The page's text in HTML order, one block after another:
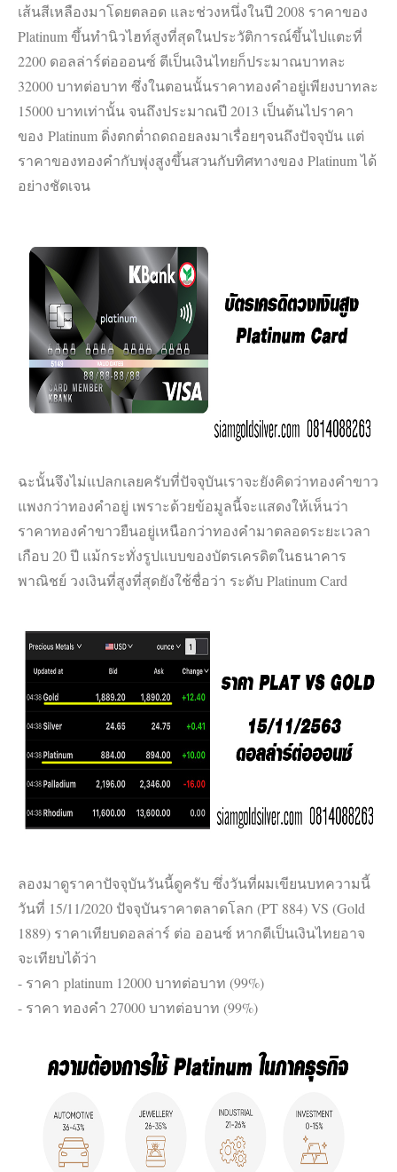
เส้นสีเหลืองมาโดยตลอด และช่วงหนึ่งในปี 2008 ราคาของ
Platinum ขึ้นทำนิวไฮท์สูงที่สุดในประวัติการณ์ขึ้นไปแตะที่
2200 ดอลล่าร์ต่อออนซ์ ตีเป็นเงินไทยก็ประมาณบาทละ
32000 บาทต่อบาท ซึ่งในตอนนั้นราคาทองคำอยู่เพียงบาทละ
15000 บาทเท่านั้น จนถึงประมาณปี 2013 เป็นต้นไปราคา
ของ Platinum ดิ่งตกต่ำถดถอยลงมาเรื่อยๆจนถึงปัจจุบัน แต่
ราคาของทองคำกับพุ่งสูงขึ้นสวนกับทิศทางของ Platinum ได้
อย่างชัดเจน
ฉะนั้นจึงไม่แปลกเลยครับที่ปัจจุบันเราจะยังคิดว่าทองคำขาว
แพงกว่าทองคำอยู่ เพราะด้วยข้อมูลนี้จะแสดงให้เห็นว่า
ราคาทองคำขาวยืนอยู่เหนือกว่าทองคำมาตลอดระยะเวลา
เกือบ 20 ปี แม้กระทั่งรูปแบบของบัตรเครดิตในธนาคาร
พาณิชย์ วงเงินที่สูงที่สุดยังใช้ชื่อว่า ระดับ Platinum Card
ลองมาดูราคาปัจจุบันวันนี้ดูครับ ซึ่งวันที่ผมเขียนบทความนี้
วันที่ 15/11/2020 ปัจจุบันราคาตลาดโลก (PT 884) VS (Gold
1889) ราคาเทียบดอลล่าร์ ต่อ ออนซ์ หากตีเป็นเงินไทยอาจ
จะเทียบได้ว่า
- ราคา platinum 12000 บาทต่อบาท (99%)
- ราคา ทองคำ 27000 บาทต่อบาท (99%)